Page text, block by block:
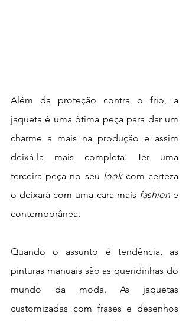
Além da proteção contra o frio, a
jaqueta é uma ótima peça para dar um
charme a mais na produção e assim
deixá-la mais completa. Ter uma
terceira peça no seu look com certeza
o deixará com uma cara mais fashion e
contemporânea.
Quando o assunto é tendência, as
pinturas manuais são as queridinhas do
mundo da moda. As jaquetas
customizadas com frases e desenhos